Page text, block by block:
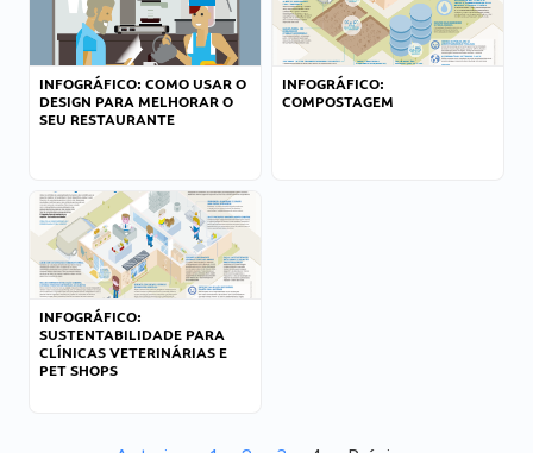
INFOGRÁFICO: COMO USAR O
DESIGN PARA MELHORAR O
SEU RESTAURANTE
INFOGRÁFICO:
COMPOSTAGEM
INFOGRÁFICO:
SUSTENTABILIDADE PARA
CLÍNICAS VETERINÁRIAS E
PET SHOPS